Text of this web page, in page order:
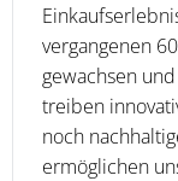
vergangenen
gewachsen
treiben
noch
ermöglichen